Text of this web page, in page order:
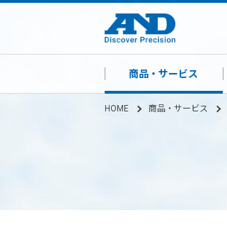
商品・サービス
HOME 商品・サービス